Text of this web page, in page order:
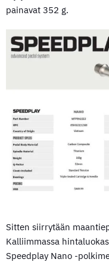
painavat 352 g.
Sitten siirrytään
Kalliimmassa
Speedplay Nano -